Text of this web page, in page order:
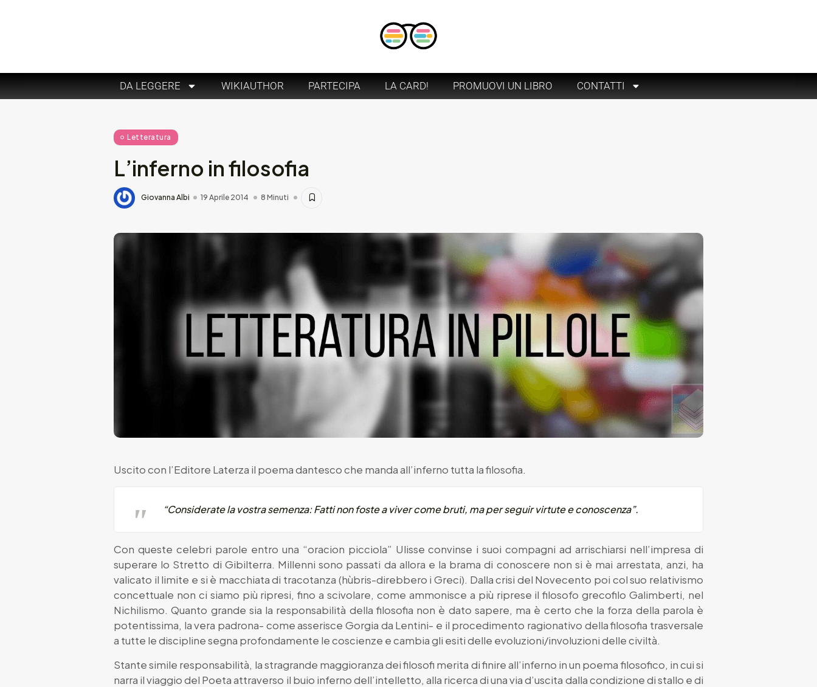
DA LEGGERE WIKIAUTHOR PARTECIPA LA CARD! PROMUOVI UN LIBRO CONTATTI
Letteratura
L’inferno in filosofia
Giovanna Albi 19 Aprile 2014 8 Minuti
Uscito con l’Editore Laterza il poema dantesco che manda all’inferno tutta la filosofia.
“Considerate la vostra semenza: Fatti non foste a viver come bruti, ma per seguir virtute e conoscenza”.
Con queste celebri parole entro una “oracion picciola” Ulisse convinse i suoi compagni ad arrischiarsi nell’impresa di
superare lo Stretto di Gibilterra. Millenni sono passati da allora e la brama di conoscere non si è mai arrestata, anzi, ha
valicato il limite e si è macchiata di tracotanza (hùbris-direbbero i Greci). Dalla crisi del Novecento poi col suo relativismo
concettuale non ci siamo più ripresi, fino a scivolare, come ammonisce a più riprese il filosofo grecofilo Galimberti, nel
Nichilismo. Quanto grande sia la responsabilità della filosofia non è dato sapere, ma è certo che la forza della parola è
potentissima, la vera padrona- come asserisce Gorgia da Lentini- e il procedimento ragionativo della filosofia trasversale
a tutte le discipline segna profondamente le coscienze e cambia gli esiti delle evoluzioni/involuzioni delle civiltà.
Stante simile responsabilità, la stragrande maggioranza dei filosofi merita di finire all’inferno in un poema filosofico, in cui si
narra il viaggio del Poeta attraverso il buio inferno dell’intelletto, alla ricerca di una via d’uscita dalla condizione di stallo e di